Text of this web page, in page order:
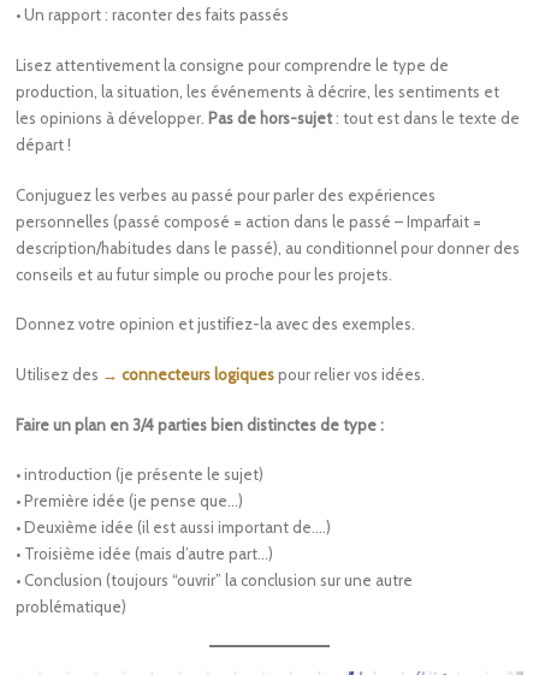
• Un rapport : raconter des faits passés
Lisez attentivement la consigne pour comprendre le type de
production, la situation, les événements à décrire, les sentiments et
les opinions à développer. Pas de hors-sujet: tout est dans le texte de
départ !
Conjuguez les verbes au passé pour parler des expériences
personnelles (passé composé = action dans le passé – Imparfait =
description/habitudes dans le passé), au conditionnel pour donner des
conseils et au futur simple ou proche pour les projets.
Donnez votre opinion et justifiez-la avec des exemples.
Utilisez des → connecteurs logiquespour relier vos idées.
Faire un plan en 3/4 parties bien distinctes de type :
• introduction (je présente le sujet)
• Première idée (je pense que…)
• Deuxième idée (il est aussi important de….)
• Troisième idée (mais d’autre part…)
• Conclusion (toujours “ouvrir” la conclusion sur une autre
problématique)